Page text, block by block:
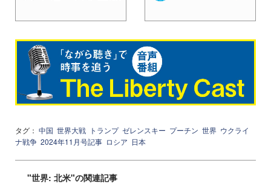
タグ： 中国 世界大戦 トランプ ゼレンスキー プーチン 世界 ウクライ
ナ戦争 2024年11月号記事 ロシア 日本
"世界: 北米"の関連記事